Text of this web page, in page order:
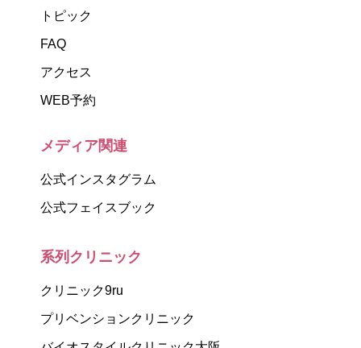
トピック
FAQ
アクセス
WEB予約
メディア関連
公式インスタグラム
公式フェイスブック
系列クリニック
クリニック9ru
プリベンションクリニック